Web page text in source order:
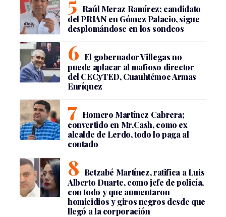
Raúl Meraz Ramírez; candidato
del PRIAN en Gómez Palacio, sigue
desplomándose en los sondeos
El gobernador Villegas no
puede aplacar al mafioso director
del CECyTED, Cuauhtémoc Armas
Enríquez
Homero Martínez Cabrera;
convertido en Mr.Cash, como ex
alcalde de Lerdo, todo lo paga al
contado
Betzabé Martínez, ratifica a Luis
Alberto Duarte, como jefe de policía,
con todo y que aumentaron
homicidios y giros negros desde que
llegó a la corporación